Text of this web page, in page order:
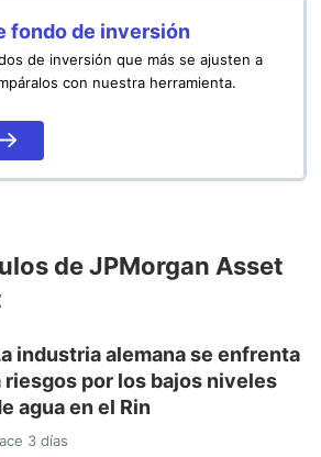
fondo de inversión
de inversión que más se ajusten a
con nuestra herramienta.
de JPMorgan Asset
industria alemana se enfrenta
riesgos por los bajos niveles
agua en el Rin
3 días